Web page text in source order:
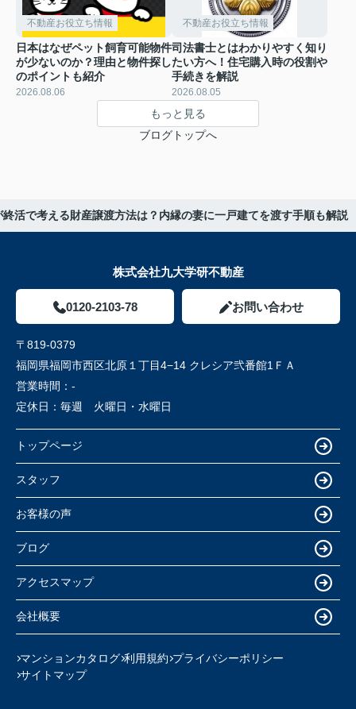
不動産お役立ち情報
日本はなぜペット飼育可能物件
が少ないのか？理由と物件探し
のポイントも紹介
2026.08.06
不動産お役立ち情報
司法書士とはわかりやすく知り
たい方へ！住宅購入時の役割や
手続きを解説
2026.08.05
もっと見る
ブログトップへ
活で考える財産譲渡方法は？内縁の妻に一戸建てを渡す手順も解説
株式会社九大学研不動産
0120-2103-78 お問い合わせ
〒819-0379
福岡県福岡市西区北原１丁目4−14 クレシア弐番館1ＦＡ
営業時間： -
定休日： 毎週 火曜日・水曜日
トップページ
スタッフ
お客様の声
ブログ
アクセスマップ
会社概要
マンションカタログ 利用規約 プライバシーポリシー
サイトマップ